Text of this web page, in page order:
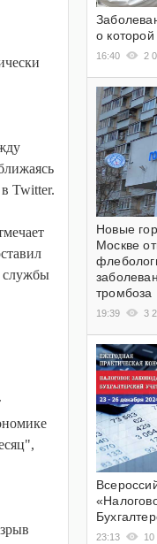
Twitter.
службы
о
16:40 2
Новые
Москве
тромбоза
19:39 3
23:13 10